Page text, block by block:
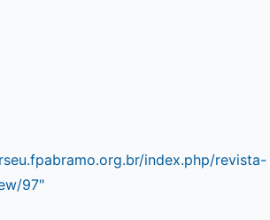
index.php/revista-
97"